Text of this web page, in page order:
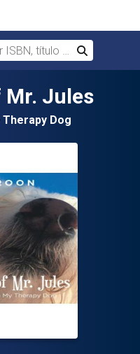
título o autor
Buscar
Mr. Jules
Dog